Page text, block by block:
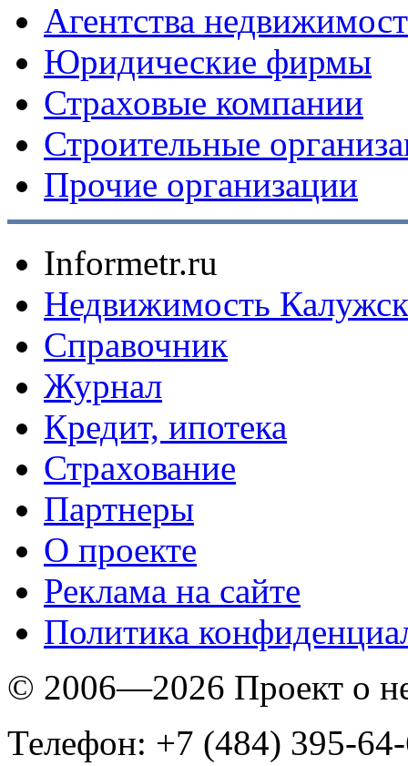
Агентства
Юридические фирмы
Страховые компании
Строительные
Прочие организации
Informetr.ru
Недвижимость
Справочник
Журнал
Кредит, ипотека
Страхование
Партнеры
O проекте
Реклама на сайте
Политика
© 2006—2026 Проект о
Телефон: +7 (484) 395-